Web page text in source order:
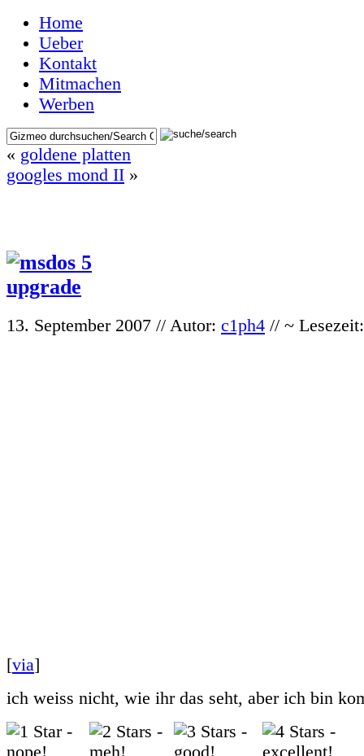
Home
Ueber
Kontakt
Mitmachen
Werben
« goldene platten
googles mond II »
13. September 2007 // Autor: c1ph4 // ~
[via]
ich weiss nicht, wie ihr das seht, aber ich bin